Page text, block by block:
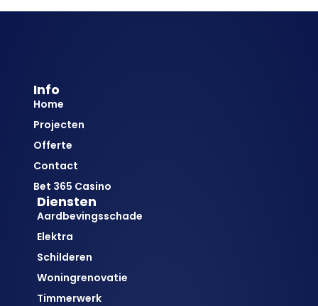
Info
Home
Projecten
Offerte
Contact
Bet 365 Casino
Diensten
Aardbevingsschade
Elektra
Schilderen
Woningrenovatie
Timmerwerk